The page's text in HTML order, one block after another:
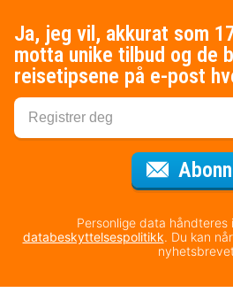
Ja, jeg vil, akkurat som
motta unike tilbud og de
reisetipsene på e-post
Personlige data håndteres
databeskyttelsespolitikk. Du kan